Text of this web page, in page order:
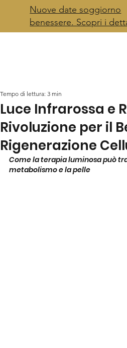
Nuove date soggiorno
benessere. Scopri i
Luce Infrarossa e
Rivoluzione per il
Rigenerazione
Tempo di lettura: 3 min
Come la terapia luminosa può
metabolismo e la pelle